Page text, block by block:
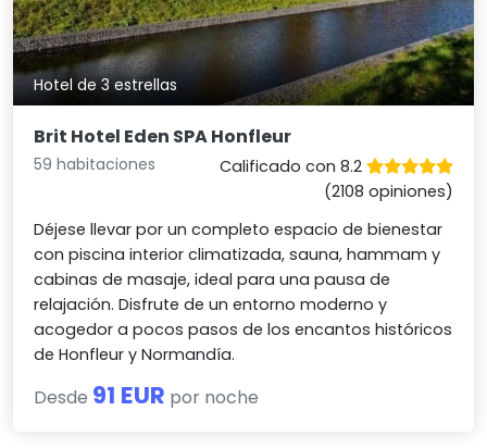
Hotel de 3 estrellas
Brit Hotel Eden SPA Honfleur
59 habitaciones
Calificado con 8.2
(2108 opiniones)
Déjese llevar por un completo espacio de bienestar
con piscina interior climatizada, sauna, hammam y
cabinas de masaje, ideal para una pausa de
relajación. Disfrute de un entorno moderno y
acogedor a pocos pasos de los encantos históricos
de Honfleur y Normandía.
Desde 91 EUR por noche